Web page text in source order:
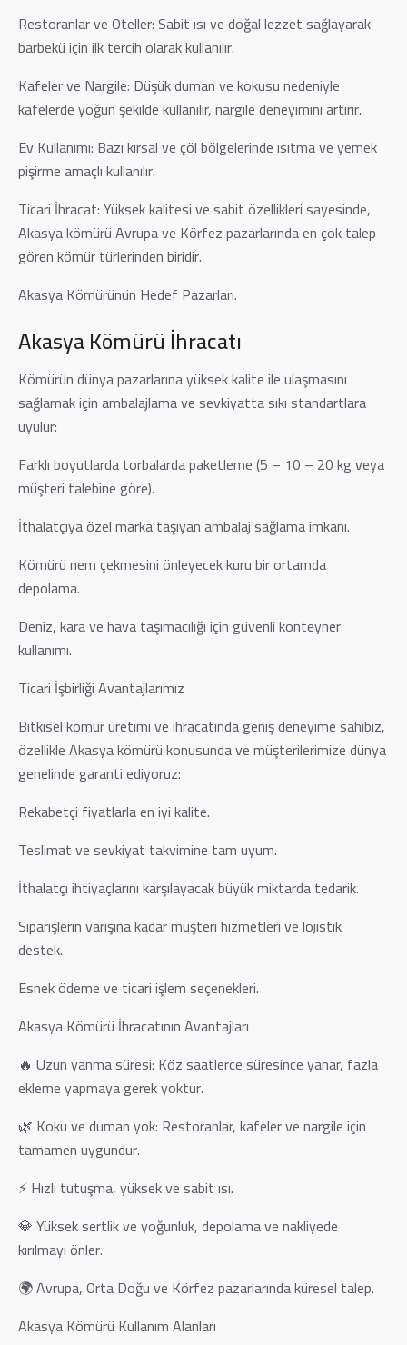
Restoranlar ve Oteller: Sabit ısı ve doğal lezzet sağlayarak
barbekü için ilk tercih olarak kullanılır.
Kafeler ve Nargile: Düşük duman ve kokusu nedeniyle
kafelerde yoğun şekilde kullanılır, nargile deneyimini artırır.
Ev Kullanımı: Bazı kırsal ve çöl bölgelerinde ısıtma ve yemek
pişirme amaçlı kullanılır.
Ticari İhracat: Yüksek kalitesi ve sabit özellikleri sayesinde,
Akasya kömürü Avrupa ve Körfez pazarlarında en çok talep
gören kömür türlerinden biridir.
Akasya Kömürünün Hedef Pazarları.
Akasya Kömürü İhracatı
Kömürün dünya pazarlarına yüksek kalite ile ulaşmasını
sağlamak için ambalajlama ve sevkiyatta sıkı standartlara
uyulur:
Farklı boyutlarda torbalarda paketleme (5 – 10 – 20 kg veya
müşteri talebine göre).
İthalatçıya özel marka taşıyan ambalaj sağlama imkanı.
Kömürü nem çekmesini önleyecek kuru bir ortamda
depolama.
Deniz, kara ve hava taşımacılığı için güvenli konteyner
kullanımı.
Ticari İşbirliği Avantajlarımız
Bitkisel kömür üretimi ve ihracatında geniş deneyime sahibiz,
özellikle Akasya kömürü konusunda ve müşterilerimize dünya
genelinde garanti ediyoruz:
Rekabetçi fiyatlarla en iyi kalite.
Teslimat ve sevkiyat takvimine tam uyum.
İthalatçı ihtiyaçlarını karşılayacak büyük miktarda tedarik.
Siparişlerin varışına kadar müşteri hizmetleri ve lojistik
destek.
Esnek ödeme ve ticari işlem seçenekleri.
Akasya Kömürü İhracatının Avantajları
🔥 Uzun yanma süresi: Köz saatlerce süresince yanar, fazla
ekleme yapmaya gerek yoktur.
🌿 Koku ve duman yok: Restoranlar, kafeler ve nargile için
tamamen uygundur.
⚡ Hızlı tutuşma, yüksek ve sabit ısı.
💎 Yüksek sertlik ve yoğunluk, depolama ve nakliyede
kırılmayı önler.
🌍 Avrupa, Orta Doğu ve Körfez pazarlarında küresel talep.
Akasya Kömürü Kullanım Alanları